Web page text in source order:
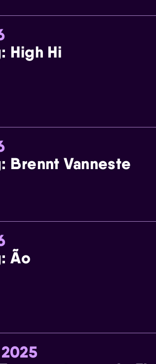
High Hi
Brennt Vanneste
Ão